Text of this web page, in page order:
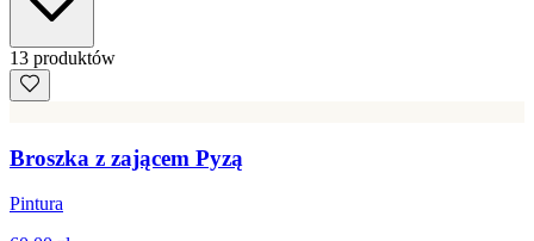
13 produktów
Broszka z zającem Pyzą
Pintura